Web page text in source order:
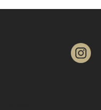
compte